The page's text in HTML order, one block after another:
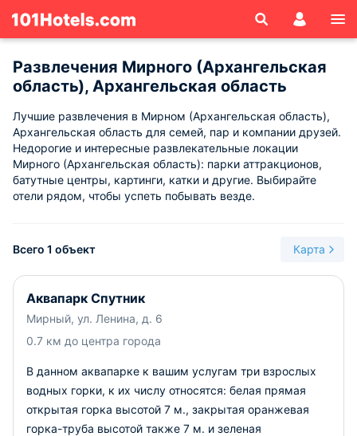
Развлечения Мирного (Архангельская
область), Архангельская область
Лучшие развлечения в Мирном (Архангельская область),
Архангельская область для семей, пар и компании друзей.
Недорогие и интересные развлекательные локации
Мирного (Архангельская область): парки аттракционов,
батутные центры, картинги, катки и другие. Выбирайте
отели рядом, чтобы успеть побывать везде.
Всего 1 объект Карта
Аквапарк Спутник
Мирный, ул. Ленина, д. 6
0.7 км до центра города
В данном аквапарке к вашим услугам три взрослых
водных горки, к их числу относятся: белая прямая
открытая горка высотой 7 м., закрытая оранжевая
горка-труба высотой также 7 м. и зеленая